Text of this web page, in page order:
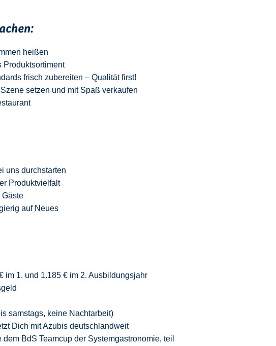
heißen
Produktsortiment
frisch zubereiten – Qualität first!
setzen und mit Spaß verkaufen
uns durchstarten
Produktvielfalt
Gäste
auf Neues
im 1. und 1.185 € im 2. Ausbildungsjahr
samstags, keine Nachtarbeit)
Dich mit Azubis deutschlandweit
BdS Teamcup der Systemgastronomie, teil